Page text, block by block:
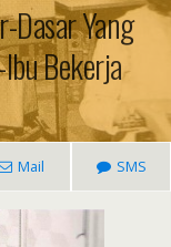
Dasar Yang
Bekerja
Mail SMS